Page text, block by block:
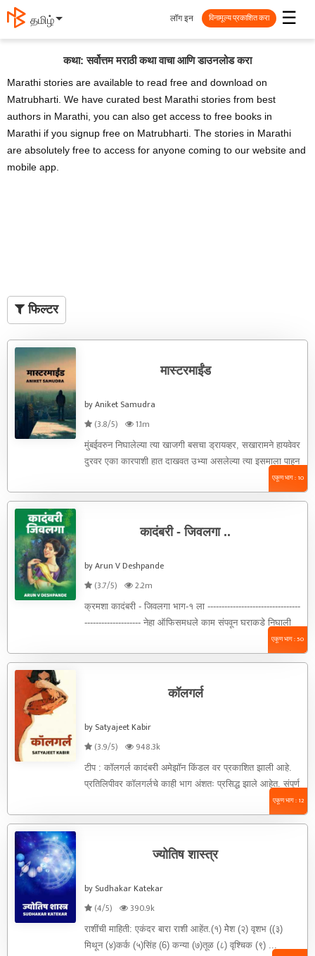
தமிழ் ☰
लॉग इन विनामूल्य प्रकाशित करा
कथा: सर्वोत्तम मराठी कथा वाचा आणि डाउनलोड करा
Marathi stories are available to read free and download on
Matrubharti. We have curated best Marathi stories from best
authors in Marathi, you can also get access to free books in
Marathi if you signup free on Matrubharti. The stories in Marathi
are absolutely free to access for anyone coming to our website and
mobile app.
फिल्टर
मास्टरमाईंड
by Aniket Samudra
(3.8/5)
1.1m
मुंबईवरुन निघालेल्या त्या खाजगी बसचा ड्रायव्हर, सखारामने हायवेवर
दुरवर एका कारपाशी हात दाखवत उभ्या असलेल्या त्या इसमाला पाहुन
एकूण भाग : 10
कादंबरी - जिवलगा ..
by Arun V Deshpande
(3.7/5)
2.2m
क्रमशा कादंबरी - जिवलगा भाग-१ ला ---------------------------------
-------------------- नेहा ऑफिसमधले काम संपवून घराकडे निघाली
एकूण भाग : 50
कॉलगर्ल
by Satyajeet Kabir
(3.9/5)
948.3k
टीप : कॉलगर्ल कादंबरी अमेझॉन किंडल वर प्रकाशित झाली आहे.
प्रतिलिपीवर कॉलगर्लचे काही भाग अंशतः प्रसिद्ध झाले आहेत. संपूर्ण
एकूण भाग : 12
ज्योतिष शास्त्र
by Sudhakar Katekar
(4/5)
390.9k
राशींची माहिती: एकंदर बारा राशी आहेंत.(१) मेेश (२) वृशभ ((३)
मिथून (४)कर्क (५)सिंह (6) कन्या (७)तूळ (८) वृश्चिक (९) ...